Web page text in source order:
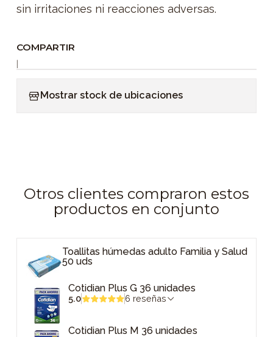
sin irritaciones ni reacciones adversas.
COMPARTIR
|
Mostrar stock de ubicaciones
Otros clientes compraron estos
productos en conjunto
Toallitas húmedas adulto Familia y Salud
50 uds
Cotidian Plus G 36 unidades
5.0 6 reseñas
Cotidian Plus M 36 unidades